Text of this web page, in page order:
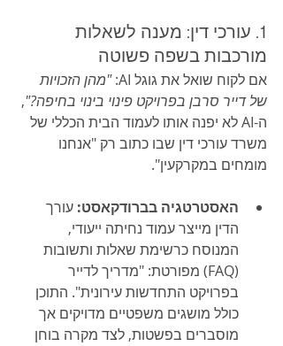
1. עורכי דין: מענה לשאלות
מורכבות בשפה פשוטה
אם לקוח שואל את גוגל AI:
"מהן הזכויות
של דייר סרבן בפרויקט פינוי בינוי בחיפה?",
ה-AI לא יפנה אותו לעמוד הבית הכללי של
משרד עורכי דין שבו כתוב רק "אנחנו
מומחים במקרקעין".
האסטרטגיה בברודקאסט: עורך
הדין מייצר עמוד נחיתה ייעודי,
המנוסח כרשימת שאלות ותשובות
(FAQ) מפורטת: "מדריך לדייר
בפרויקט התחדשות עירונית". התוכן
כולל מושגים משפטיים מדויקים אך
מוסברים בפשטות, לצד מקרה בוחן